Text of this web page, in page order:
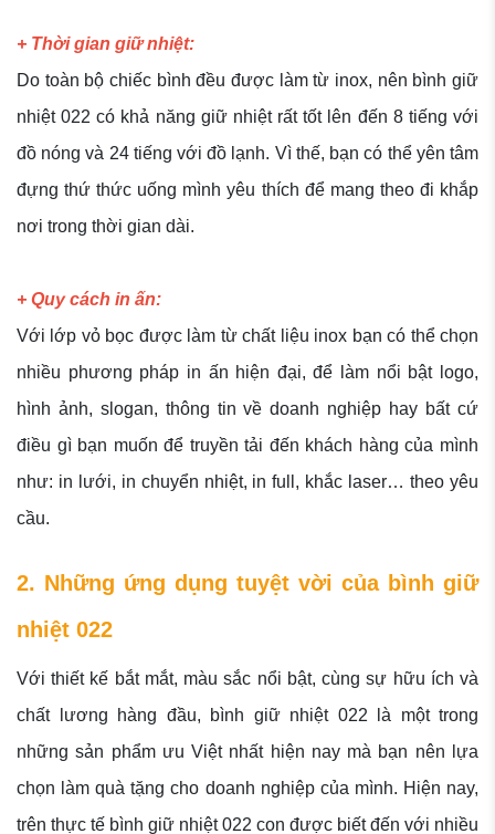
+ Thời gian giữ nhiệt:
Do toàn bộ chiếc bình đều được làm từ inox, nên bình giữ
nhiệt 022 có khả năng giữ nhiệt rất tốt lên đến 8 tiếng với
đồ nóng và 24 tiếng với đồ lạnh. Vì thế, bạn có thể yên tâm
đựng thứ thức uống mình yêu thích để mang theo đi khắp
nơi trong thời gian dài.
+ Quy cách in ấn:
Với lớp vỏ bọc được làm từ chất liệu inox bạn có thể chọn
nhiều phương pháp in ấn hiện đại, để làm nổi bật logo,
hình ảnh, slogan, thông tin về doanh nghiệp hay bất cứ
điều gì bạn muốn để truyền tải đến khách hàng của mình
như: in lưới, in chuyển nhiệt, in full, khắc laser… theo yêu
cầu.
2. Những ứng dụng tuyệt vời của bình giữ
nhiệt 022
Với thiết kế bắt mắt, màu sắc nổi bật, cùng sự hữu ích và
chất lương hàng đầu, bình giữ nhiệt 022 là một trong
những sản phẩm ưu Việt nhất hiện nay mà bạn nên lựa
chọn làm quà tặng cho doanh nghiệp của mình. Hiện nay,
trên thực tế bình giữ nhiệt 022 con được biết đến với nhiều